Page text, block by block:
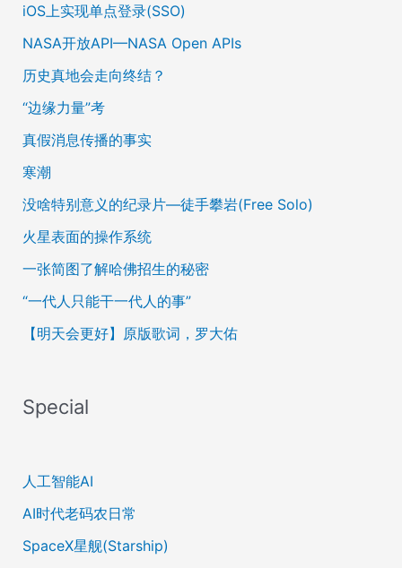
iOS上实现单点登录(SSO)
NASA开放API—NASA Open APIs
历史真地会走向终结？
“边缘力量”考
真假消息传播的事实
寒潮
没啥特别意义的纪录片—徒手攀岩(Free Solo)
火星表面的操作系统
一张简图了解哈佛招生的秘密
“一代人只能干一代人的事”
【明天会更好】原版歌词，罗大佑
Special
人工智能AI
AI时代老码农日常
SpaceX星舰(Starship)